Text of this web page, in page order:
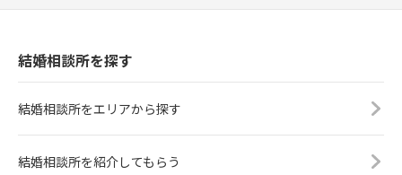
結婚相談所を探す
結婚相談所をエリアから探す
結婚相談所を紹介してもらう